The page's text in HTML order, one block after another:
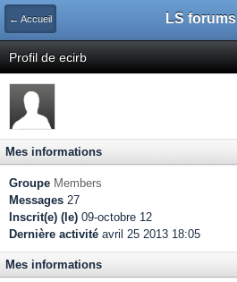
← Accueil LS forums
Profil de ecirb
Mes informations
Groupe Members
Messages 27
Inscrit(e) (le) 09-octobre 12
Dernière activité avril 25 2013 18:05
Mes informations